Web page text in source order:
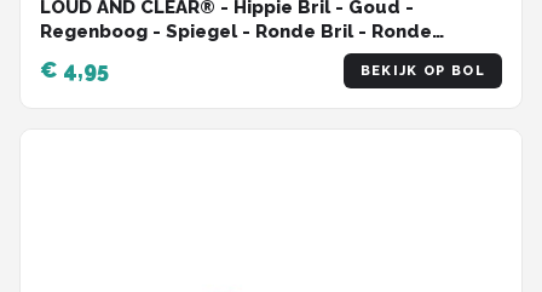
LOUD AND CLEAR® - Hippie Bril - Goud -
Regenboog - Spiegel - Ronde Bril - Ronde
€ 4,95 BEKIJK OP BOL